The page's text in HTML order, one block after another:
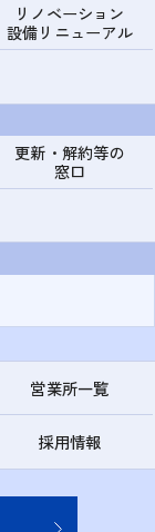
リノベーション
設備リニューアル
更新・解約等の
窓口
営業所一覧
採用情報